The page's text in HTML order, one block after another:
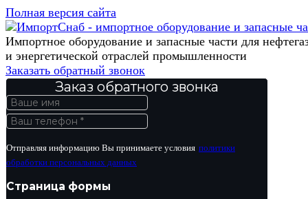
Полная версия сайта
Импортное оборудование и запасные части для
и энергетической отраслей промышленности
Заказать обратный звонок
Заказ обратного звонка
Отправляя информацию Вы принимаете условия политики
обработки персональных данных
Страница формы